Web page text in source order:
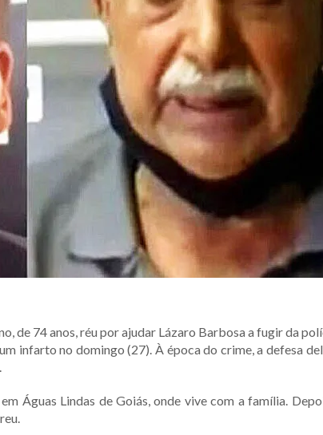
de 74 anos, réu por ajudar Lázaro Barbosa a fugir da
infarto no domingo (27). À época do crime, a defesa
Águas Lindas de Goiás, onde vive com a família.